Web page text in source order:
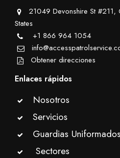
21049 Devonshire St #211,
States
+1 866 964 1054
Obtener direcciones
Enlaces rápidos
Nosotros
Servicios
Guardias Uniformados
Sectores